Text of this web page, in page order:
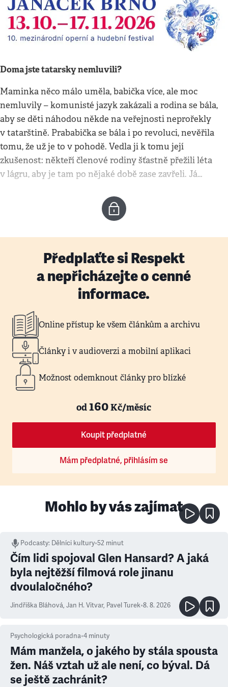
Doma jste tatarsky nemluvili?
Maminka něco málo uměla, babička více, ale moc
nemluvily – komunisté jazyk zakázali a rodina se bála,
aby se děti náhodou někde na veřejnosti neprořekly
v tatarštině. Prababička se bála i po revoluci, nevěřila
tomu, že už je to v pohodě. Vedla ji k tomu její
zkušenost: někteří členové rodiny šťastně přežili léta
v lágru, aby je tam po nějaké době zase zavřeli. Já…
Předplaťte si Respekt
a nepřicházejte o cenné
informace.
Online přístup ke všem článkům a archivu
Články i v audioverzi a mobilní aplikaci
Možnost odemknout články pro blízké
od160Kč/měsíc
Koupit předplatné
Mám předplatné, přihlásím se
Mohlo by vás zajímat
Podcasty: Dělníci kultury•52 minut
Čím lidi spojoval Glen Hansard? A jaká
byla nejtěžší filmová role jinanu
dvoulaločného?
Jindřiška Bláhová, Jan H. Vitvar, Pavel Turek•8. 8. 2026
Psychologická poradna•4 minuty
Mám manžela, o jakého by stála spousta
žen. Náš vztah už ale není, co býval. Dá
se ještě zachránit?